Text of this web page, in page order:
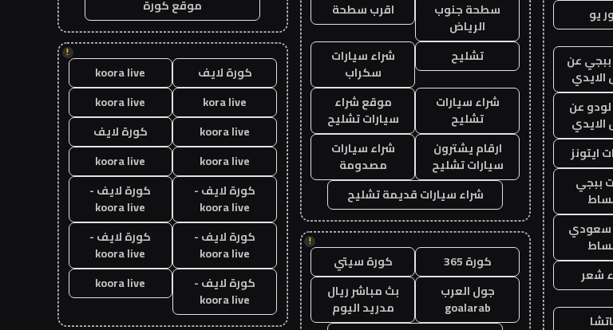
يو
عن
عن
ايتونز
ببجي
سعودي
شعر
سطحة جنوب
الرياض
اقرب سطحة
تشليح
شراء سيارات
سكراب
شراء سيارات
تشليح
موقع شراء
سيارات تشليح
ارقام يشترون
سيارات تشليح
شراء سيارات
مصدومة
شراء سيارات قديمة تشليح
!
كورة 365
كورة سيتي
جول العرب
goalarab
بث مباشر ريال
مدريد اليوم
موقع كورة
!
كورة لايف
koora live
kora live
koora live
koora live
كورة لايف
koora live
koora live
كورة لايف -
koora live
كورة لايف -
koora live
كورة لايف -
koora live
كورة لايف -
koora live
كورة لايف -
koora live
koora live